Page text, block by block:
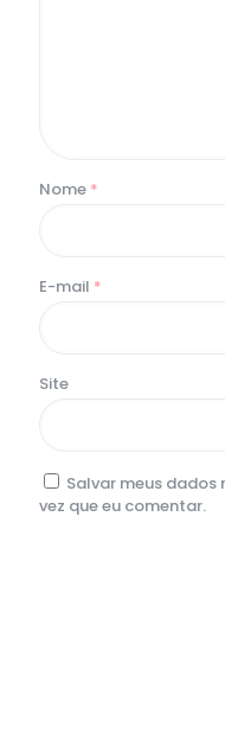
Nome *
E-mail *
Site
Salvar meus
vez que eu comentar.